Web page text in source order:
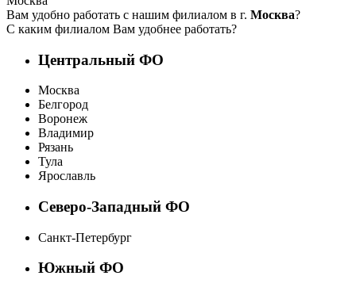
Вам удобно работать с нашим филиалом в г. Москва?
С каким филиалом Вам удобнее работать?
Центральный ФО
Москва
Белгород
Воронеж
Владимир
Рязань
Тула
Ярославль
Северо-Западный ФО
Санкт-Петербург
Южный ФО